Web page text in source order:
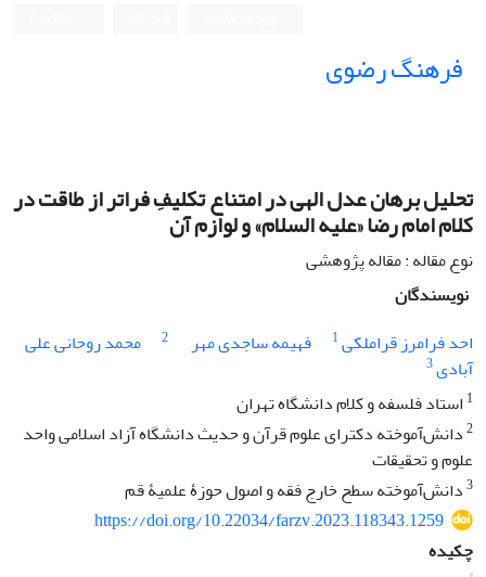
فرهنگ رضوی
تحلیل برهان عدل الهی در امتناع تکلیفِ فراتر از طاقت در
کلام امام رضا «علیه السلام» و لوازم آن
نوع مقاله : مقاله پژوهشی
نویسندگان
احد فرامرز قراملکی1 فهیمه ساجدی مهر 2
محمد روحانی علی
آبادی3
1 استاد فلسفه و کلام دانشگاه تهران
2دانش‌آموخته دکترای علوم قرآن و حدیث دانشگاه آزاد اسلامی واحد
علوم و تحقیقات
3دانش‌آموخته سطح خارج فقه و اصول حوزۀ علمیۀ قم
https://doi.org/10.22034/farzv.2023.118343.1259
چکیده